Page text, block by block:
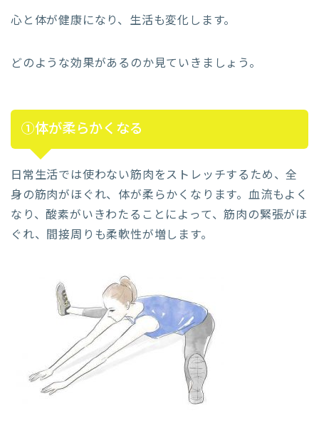
心と体が健康になり、生活も変化します。
どのような効果があるのか見ていきましょう。
①体が柔らかくなる
日常生活では使わない筋肉をストレッチするため、全
身の筋肉がほぐれ、体が柔らかくなります。血流もよく
なり、酸素がいきわたることによって、筋肉の緊張がほ
ぐれ、間接周りも柔軟性が増します。